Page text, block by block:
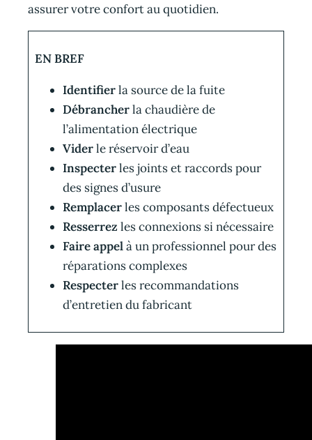
assurer votre confort au quotidien.
EN BREF
Identifierla source de la fuite
Débrancherla chaudière de
l’alimentation électrique
Viderle réservoir d’eau
Inspecterles joints et raccords pour
des signes d’usure
Remplacerles composants défectueux
Resserrez les connexions si nécessaire
Faire appelà un professionnel pour des
réparations complexes
Respecterles recommandations
d’entretien du fabricant